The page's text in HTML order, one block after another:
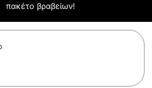
πακέτο βραβείων!